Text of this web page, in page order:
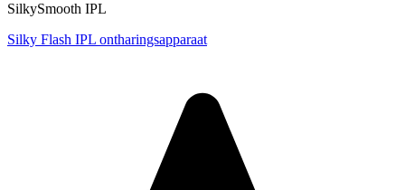
SilkySmooth IPL
Silky Flash IPL ontharingsapparaat